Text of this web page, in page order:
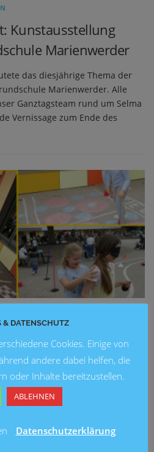
Kunstausstellung
Marienwerder
das diesjährige Thema der
Marienwerder. Alle
Ganztagsteam rund um Selma
Vernissage zum Ende des
an der Brüder-
Grimm-Schule gemeinsam
ihren Familien sowie
& DATENSCHUTZ
Cookies. Einige von
andere dabei helfen, die
oder Inhalte bereitzustellen.
ABLEHNEN
Datenschutzerklärung